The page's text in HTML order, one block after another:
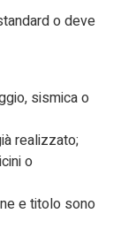
o deve
sismica o
realizzato;
o
e titolo sono